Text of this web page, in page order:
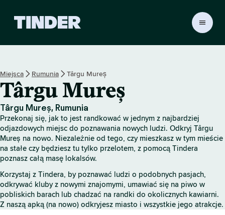
r
t
r
o
n
a
g
ł
w
n
a
Miejsca Rumunia Târgu Mureș
Târgu Mureș
Târgu Mureș, Rumunia
Przekonaj się, jak to jest randkować w jednym z najbardziej
odjazdowych miejsc do poznawania nowych ludzi. Odkryj Târgu
Mureș na nowo. Niezależnie od tego, czy mieszkasz w tym mieście
na stałe czy będziesz tu tylko przelotem, z pomocą Tindera
poznasz całą masę lokalsów.
Korzystaj z Tindera, by poznawać ludzi o podobnych pasjach,
odkrywać kluby z nowymi znajomymi, umawiać się na piwo w
pobliskich barach lub chadzać na randki do okolicznych kawiarni.
Z naszą apką (na nowo) odkryjesz miasto i wszystkie jego atrakcje.